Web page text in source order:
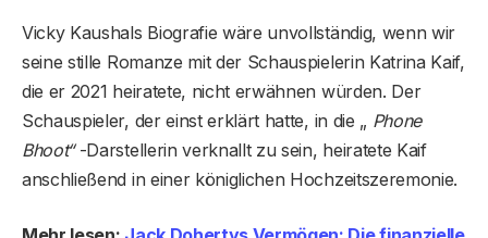
Vicky Kaushals Biografie wäre unvollständig, wenn wir
seine stille Romanze mit der Schauspielerin Katrina Kaif,
die er 2021 heiratete, nicht erwähnen würden. Der
Schauspieler, der einst erklärt hatte, in die „ Phone
Bhoot“-Darstellerin verknallt zu sein, heiratete Kaif
anschließend in einer königlichen Hochzeitszeremonie.